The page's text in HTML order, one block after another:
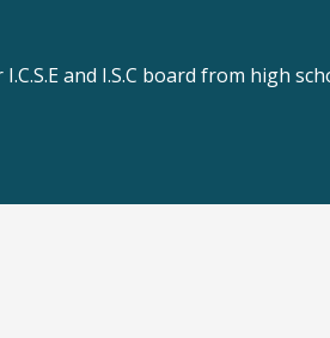
and I.S.C board from high